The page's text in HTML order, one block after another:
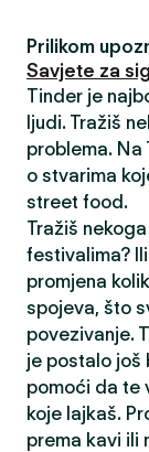
Prilikom
Savjete za
Tinder je
ljudi. Tražiš
problema.
o stvarima
street food.
Tražiš
festivalima?
promjena
spojeva, što
povezivanje.
je postalo još
pomoći da te
koje lajkaš.
prema kavi ili